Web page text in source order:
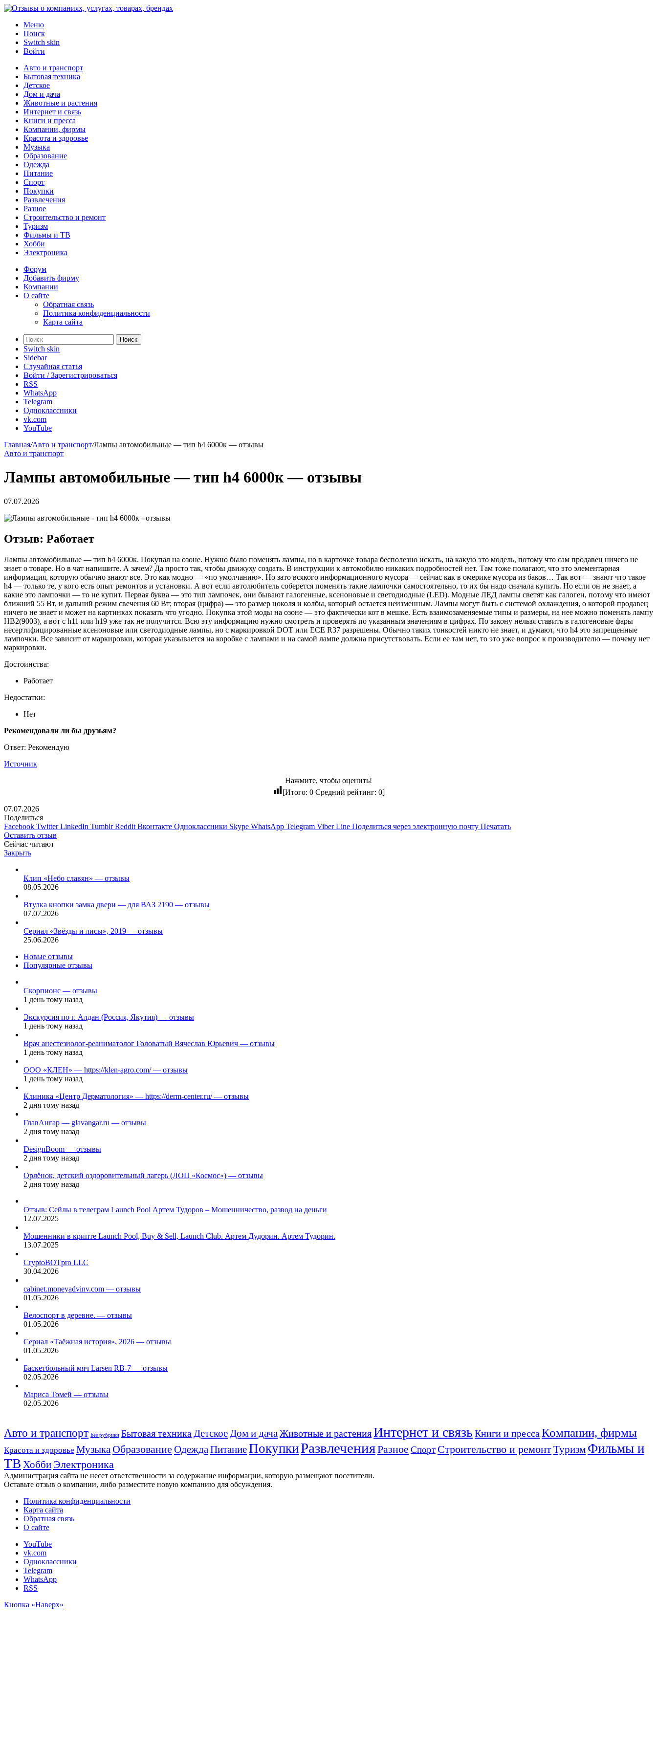
Меню
Поиск
Switch skin
Войти
Авто и транспорт
Бытовая техника
Детское
Дом и дача
Животные и растения
Интернет и связь
Книги и пресса
Компании, фирмы
Красота и здоровье
Музыка
Образование
Одежда
Питание
Спорт
Покупки
Развлечения
Разное
Строительство и ремонт
Туризм
Фильмы и ТВ
Хобби
Электроника
Форум
Добавить фирму
Компании
О сайте
Обратная связь
Политика конфиденциальности
Карта сайта
Поиск
Switch skin
Sidebar
Случайная статья
Войти / Зарегистрироваться
RSS
WhatsApp
Telegram
Одноклассники
vk.com
YouTube
Главная/Авто и транспорт/Лампы автомобильные — тип h4 6000к — отзывы
Авто и транспорт
Лампы автомобильные — тип h4 6000к — отзывы
07.07.2026
Отзыв: Работает
Лампы автомобильные — тип h4 6000к. Покупал на озоне. Нужно было поменять лампы, но в карточке товара бесполезно искать, на какую это модель, потому что сам продавец ничего не
знает о товаре. Но в чат напишите. А зачем? Да просто так, чтобы движуху создать. В инструкции к автомобилю никаких подробностей нет. Там тоже полагают, что это элементарная
информация, которую обычно знают все. Это как модно — «по умолчанию». Но зато всякого информационного мусора — сейчас как в омерике мусора из баков… Так вот — знают что такое
h4 — только те, у кого есть опыт ремонтов и установки. А вот если автолюбитель соберется поменять такие лампочки самостоятельно, то их бы надо сначала купить. Но если он не знает, а
какие это лампочки — то не купит. Первая буква — это тип лампочек, они бывают галогенные, ксеноновые и светодиодные (LED). Модные ЛЕД лампы светят как галоген, потому что имеют
ближний 55 Вт, и дальний режим свечения 60 Вт; вторая (цифра) — это размер цоколя и колбы, который остается неизменным. Лампы могут быть с системой охлаждения, о которой продавец
ничего не знает и может на картинках показать что угодно. Покупка этой моды на озоне — это фактически кот в мешке. Есть взаимозаменяемые типы и размеры, на нее можно поменять лампу
HB2(9003), а вот с h11 или h19 уже так не получится. Всю эту информацию нужно смотреть и проверять по указанным значениям в цифрах. По закону нельзя ставить в галогеновые фары
несертифицированные ксеноновые или светодиодные лампы, но с маркировкой DOT или ECE R37 разрешены. Обычно таких тонкостей никто не знает, и думают, что h4 это запрещенные
лампочки. Все зависит от маркировки, которая указывается на коробке с лампами и на самой лампе должна присутствовать. Если ее там нет, то это уже вопрос к производителю — почему нет
маркировки.
Достоинства:
Работает
Недостатки:
Нет
Рекомендовали ли бы друзьям?
Ответ: Рекомендую
Источник
Нажмите, чтобы оценить!
[Итого: 0Средний рейтинг: 0]
07.07.2026
Поделиться
Facebook Twitter LinkedIn Tumblr Reddit Вконтакте Одноклассники Skype WhatsApp Telegram Viber Line Поделиться через электронную почту Печатать
Оставить отзыв
Сейчас читают
Закрыть
Клип «Небо славян» — отзывы
08.05.2026
Втулка кнопки замка двери — для ВАЗ 2190 — отзывы
07.07.2026
Сериал «Звёзды и лисы», 2019 — отзывы
25.06.2026
Новые отзывы
Популярные отзывы
Скорпионс — отзывы
1 день тому назад
Экскурсия по г. Алдан (Россия, Якутия) — отзывы
1 день тому назад
Врач анестезиолог-реаниматолог Головатый Вячеслав Юрьевич — отзывы
1 день тому назад
ООО «КЛЕН» — https://klen-agro.com/ — отзывы
1 день тому назад
Клиника «Центр Дерматология» — https://derm-center.ru/ — отзывы
2 дня тому назад
ГлавАнгар — glavangar.ru — отзывы
2 дня тому назад
DesignBoom — отзывы
2 дня тому назад
Орлёнок, детский оздоровительный лагерь (ЛОЦ «Космос») — отзывы
2 дня тому назад
Отзыв: Сейлы в телеграм Launch Pool Артем Тудоров – Мошенничество, развод на деньги
12.07.2025
Мошенники в крипте Launch Pool, Buy & Sell, Launch Club. Артем Дудорин. Артем Тудорин.
13.07.2025
CryptoBOTpro LLC
30.04.2026
cabinet.moneyadvinv.com — отзывы
01.05.2026
Велоспорт в деревне. — отзывы
01.05.2026
Сериал «Таёжная история», 2026 — отзывы
01.05.2026
Баскетбольный мяч Larsen RB-7 — отзывы
02.05.2026
Мариса Томей — отзывы
02.05.2026
Авто и транспорт Без рубрики Бытовая техника Детское Дом и дача Животные и растенияИнтернет и связь Книги и пресса Компании, фирмы
Красота и здоровье Музыка Образование Одежда ПитаниеПокупкиРазвлеченияРазное Спорт Строительство и ремонтТуризм Фильмы и
ТВ Хобби Электроника
Администрация сайта не несет ответственности за содержание информации, которую размещают посетители.
Оставьте отзыв о компании, либо разместите новую компанию для обсуждения.
Политика конфиденциальности
Карта сайта
Обратная связь
О сайте
YouTube
vk.com
Одноклассники
Telegram
WhatsApp
RSS
Кнопка «Наверх»